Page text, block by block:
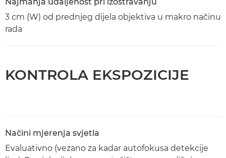
3 cm (W) od prednjeg dijela objektiva u makro načinu
rada
KONTROLA EKSPOZICIJE
Načini mjerenja svjetla
Evaluativno (vezano za kadar autofokusa detekcije